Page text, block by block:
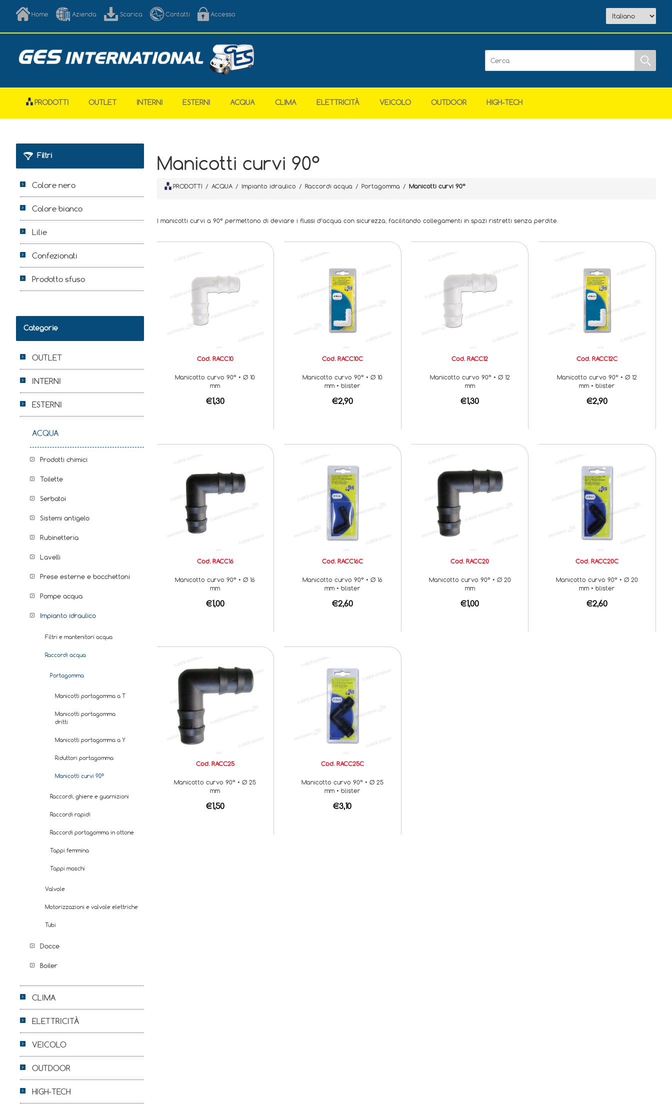
Home Azienda Scarica Contatti Accesso
PRODOTTI OUTLET INTERNI ESTERNI ACQUA CLIMA ELETTRICITÀ VEICOLO OUTDOOR HIGH-TECH
Manicotti curvi 90°
PRODOTTI / ACQUA / Impianto idraulico / Raccordi acqua / Portagomma / Manicotti curvi 90°
I manicotti curvi a 90° permettono di deviare i flussi d’acqua con sicurezza, facilitando collegamenti in spazi ristretti senza perdite.
Cod. RACC10
Manicotto curvo 90° • Ø 10
mm
€1,30
Cod. RACC10C
Manicotto curvo 90° • Ø 10
mm • blister
€2,90
Cod. RACC12
Manicotto curvo 90° • Ø 12
mm
€1,30
Cod. RACC12C
Manicotto curvo 90° • Ø 12
mm • blister
€2,90
Cod. RACC16
Manicotto curvo 90° • Ø 16
mm
€1,00
Cod. RACC16C
Manicotto curvo 90° • Ø 16
mm • blister
€2,60
Cod. RACC20
Manicotto curvo 90° • Ø 20
mm
€1,00
Cod. RACC20C
Manicotto curvo 90° • Ø 20
mm • blister
€2,60
Cod. RACC25
Manicotto curvo 90° • Ø 25
mm
€1,50
Cod. RACC25C
Manicotto curvo 90° • Ø 25
mm • blister
€3,10
Filtri
Colore nero
Colore bianco
Lilie
Confezionati
Prodotto sfuso
Categorie
OUTLET
INTERNI
ESTERNI
ACQUA
Prodotti chimici
Toilette
Serbatoi
Sistemi antigelo
Rubinetteria
Lavelli
Prese esterne e bocchettoni
Pompe acqua
Impianto idraulico
Filtri e mantenitori acqua
Raccordi acqua
Portagomma
Manicotti portagomma a T
Manicotti portagomma
dritti
Manicotti portagomma a Y
Riduttori portagomma
Manicotti curvi 90°
Raccordi, ghiere e guarnizioni
Raccordi rapidi
Raccordi portagomma in ottone
Tappi femmina
Tappi maschi
Valvole
Motorizzazioni e valvole elettriche
Tubi
Docce
Boiler
CLIMA
ELETTRICITÀ
VEICOLO
OUTDOOR
HIGH-TECH